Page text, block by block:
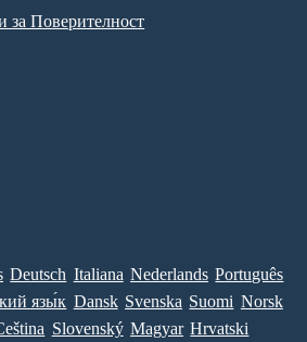
Поверителност
Deutsch Italiana Nederlands Português
язы́к Dansk Svenska Suomi Norsk
Slovenský Magyar Hrvatski